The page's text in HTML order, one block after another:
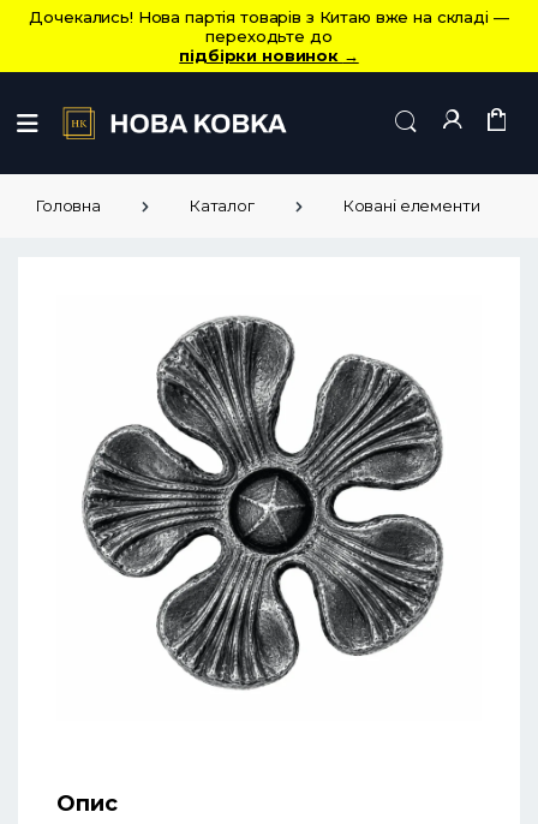
Дочекались! Нова партія товарів з Китаю вже на складі —
переходьте до
підбірки новинок →
Головна Каталог Ковані елементи
Опис